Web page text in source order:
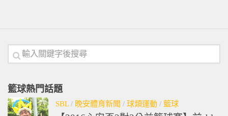
籃球熱門話題
SBL/ 晚安體育新聞 / 球類運動 / 籃球